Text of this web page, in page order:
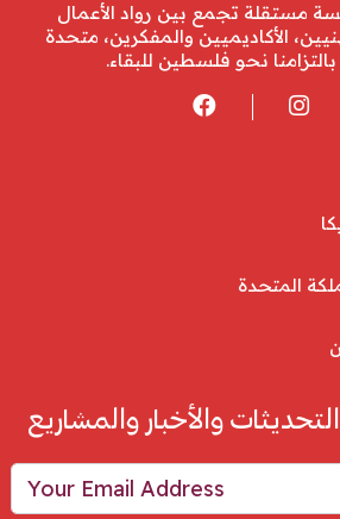
مستقلة تجمع بين رواد الأعمال
الأكاديميين والمفكرين، متحدة
بالتزامنا نحو فلسطين للبقاء.
المتحدة
والأخبار والمشاريع